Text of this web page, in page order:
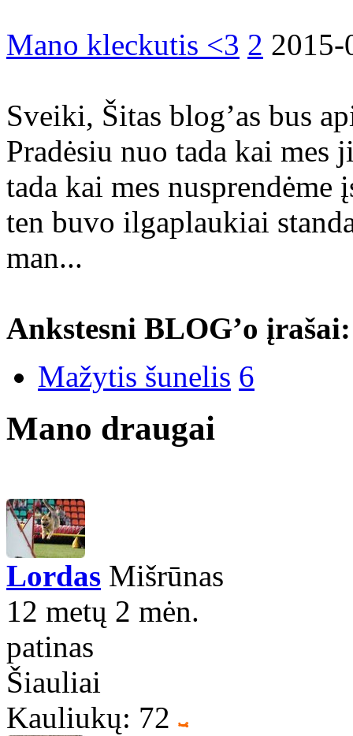
Mano kleckutis <3 2 2015-
Sveiki, Šitas blog’as bus
Pradėsiu nuo tada kai
tada kai mes
ten buvo ilgaplaukiai
man...
Ankstesni BLOG’o įrašai:
Mažytis šunelis 6
Mano draugai
Lordas Mišrūnas
12 metų 2 mėn.
patinas
Šiauliai
Kauliukų: 72